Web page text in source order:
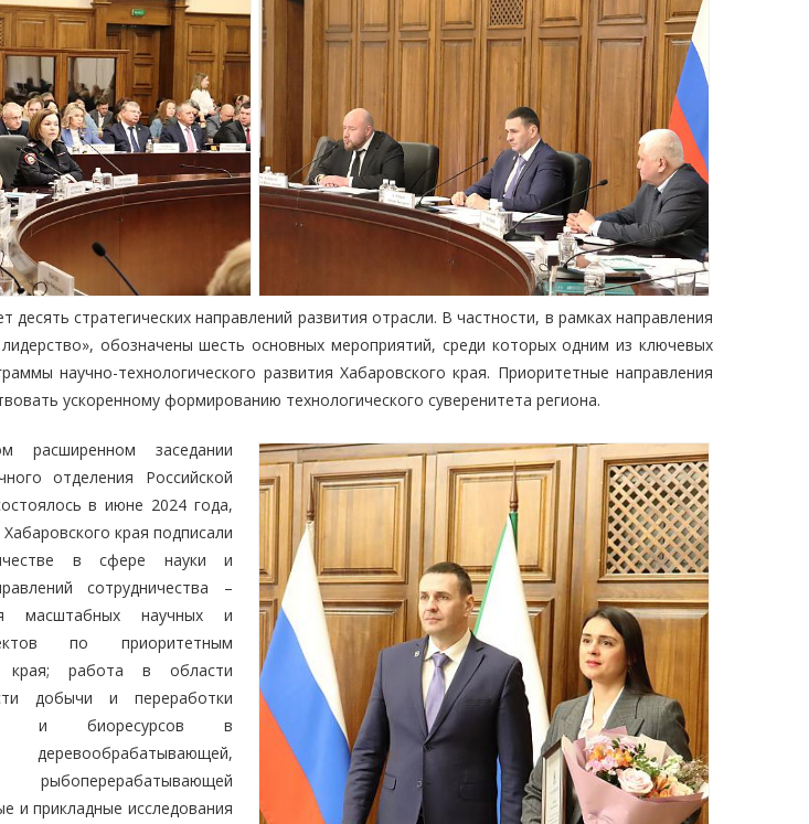
десять стратегических направлений развития отрасли. В частности, в рамках направления
лидерство», обозначены шесть основных мероприятий, среди которых одним из ключевых
научно-технологического развития Хабаровского края. Приоритетные направления
ускоренному формированию технологического суверенитета региона.
расширенном заседании
отделения Российской
в июне 2024 года,
края подписали
в сфере науки и
сотрудничества –
масштабных научных и
по приоритетным
края; работа в области
добычи и переработки
и биоресурсов в
рыбоперерабатывающей
и прикладные исследования